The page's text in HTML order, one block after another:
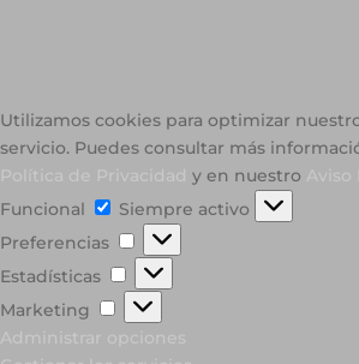
Utilizamos cookies para optimizar
servicio. Puedes consultar más
y en nuestro
Funcional
Funcional
Siempre activo
Preferencias
Preferencias
Estadísticas
Estadísticas
Marketing
Marketing